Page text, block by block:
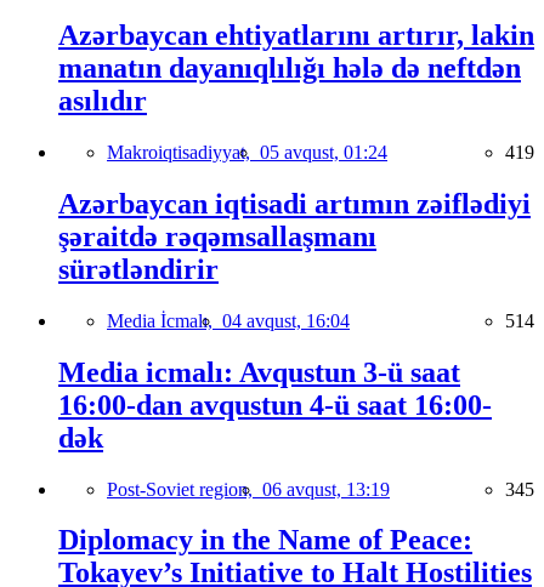
Azərbaycan ehtiyatlarını artırır, lakin
manatın dayanıqlılığı hələ də neftdən
asılıdır
Makroiqtisadiyyat, 05 avqust, 01:24 419
Azərbaycan iqtisadi artımın zəiflədiyi
şəraitdə rəqəmsallaşmanı
sürətləndirir
Media İcmalı, 04 avqust, 16:04 514
Media icmalı: Avqustun 3-ü saat
16:00-dan avqustun 4-ü saat 16:00-
dək
Post-Soviet region, 06 avqust, 13:19 345
Diplomacy in the Name of Peace:
Tokayev’s Initiative to Halt Hostilities